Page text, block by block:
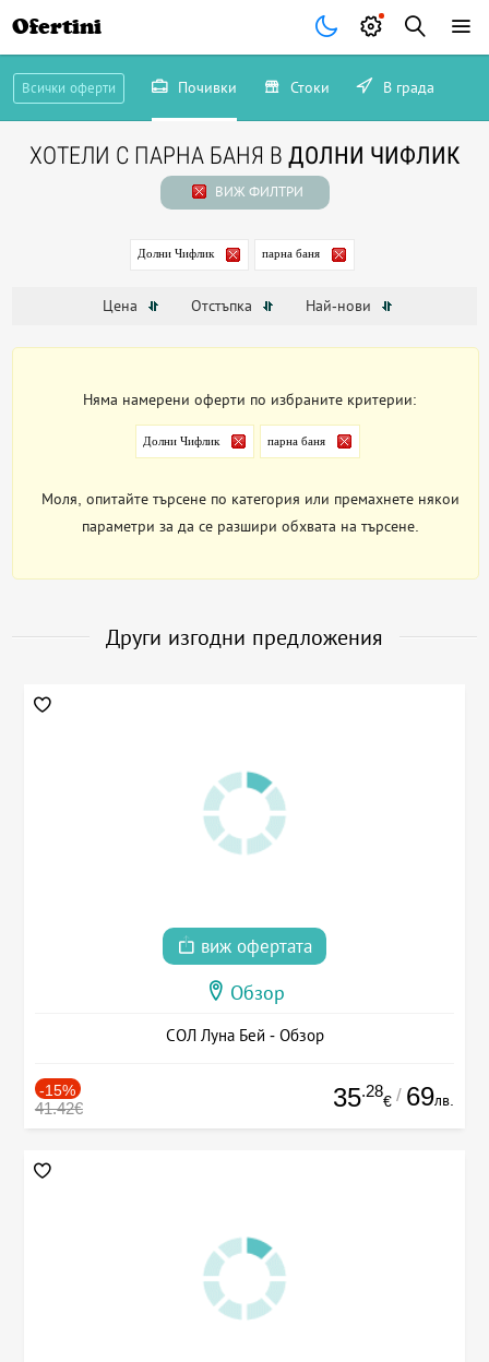
Ofertini
Всички оферти Почивки Стоки В града
ХОТЕЛИ С ПАРНА БАНЯ В ДОЛНИ ЧИФЛИК
ВИЖ ФИЛТРИ
Долни Чифлик парна баня
Цена Отстъпка Най-нови
Няма намерени оферти по избраните критерии:
Долни Чифлик парна баня
Моля, опитайте търсене по категория или премахнете някои
параметри за да се разшири обхвата на търсене.
Други изгодни предложения
виж офертата
Обзор
СОЛ Луна Бей - Обзор
-15%
41.42€ 35.28
€ / 69лв.